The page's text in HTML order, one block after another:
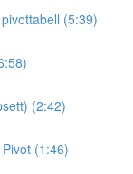
(5:39)
(2:42)
(1:46)